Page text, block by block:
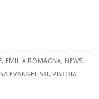
, EMILIA ROMAGNA, NEWS
EVANGELISTI, PISTOIA